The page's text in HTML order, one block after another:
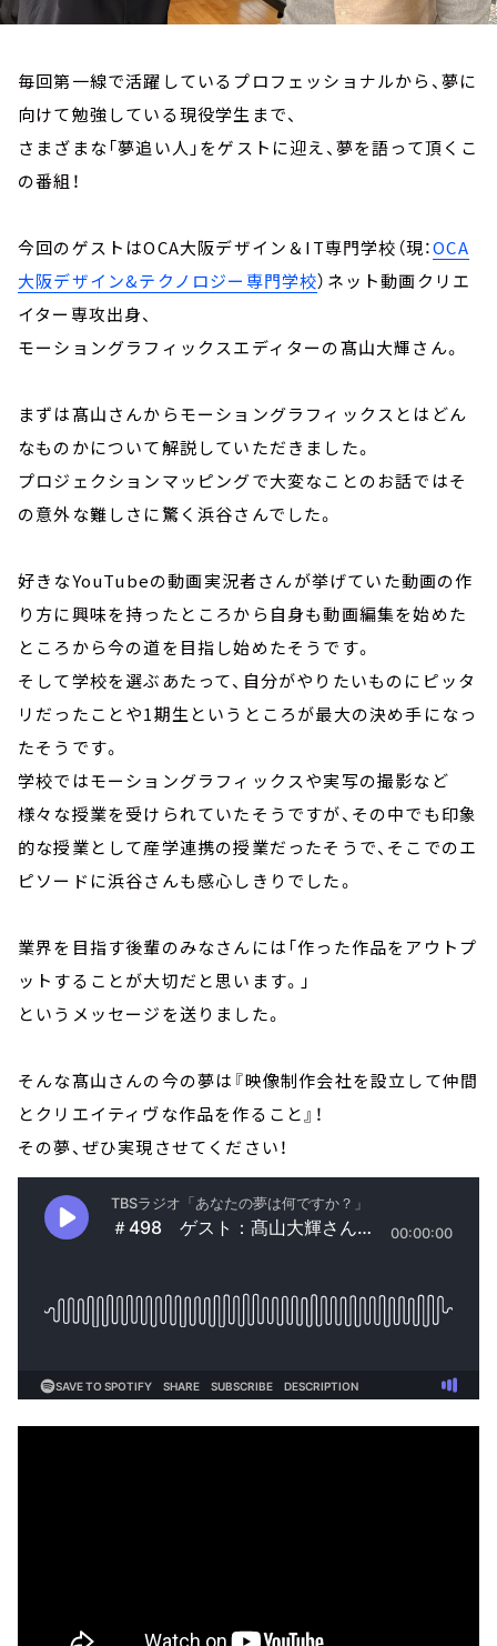
毎回第一線で活躍しているプロフェッショナルから、夢に
向けて勉強している現役学生まで、
さまざまな「夢追い人」をゲストに迎え、夢を語って頂くこ
の番組！
今回のゲストはOCA大阪デザイン＆IT専門学校（現：OCA
大阪デザイン&テクノロジー専門学校）ネット動画クリエ
イター専攻出身、
モーショングラフィックスエディターの髙山大輝さん。
まずは髙山さんからモーショングラフィックスとはどん
なものかについて解説していただきました。
プロジェクションマッピングで大変なことのお話ではそ
の意外な難しさに驚く浜谷さんでした。
好きなYouTubeの動画実況者さんが挙げていた動画の作
り方に興味を持ったところから自身も動画編集を始めた
ところから今の道を目指し始めたそうです。
そして学校を選ぶあたって、自分がやりたいものにピッタ
リだったことや1期生というところが最大の決め手になっ
たそうです。
学校ではモーショングラフィックスや実写の撮影など
様々な授業を受けられていたそうですが、その中でも印象
的な授業として産学連携の授業だったそうで、そこでのエ
ピソードに浜谷さんも感心しきりでした。
業界を目指す後輩のみなさんには「作った作品をアウトプ
ットすることが大切だと思います。」
というメッセージを送りました。
そんな髙山さんの今の夢は『映像制作会社を設立して仲間
とクリエイティヴな作品を作ること』！
その夢、ぜひ実現させてください！